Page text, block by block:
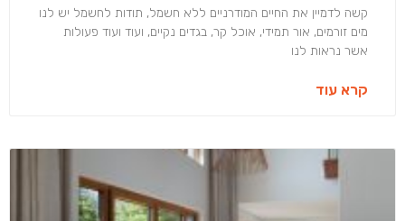
קשה לדמיין את החיים המודרניים ללא חשמל, תודות לחשמל יש לנו
מים זורמים, אור תמידי, אוכל קר, בגדים נקיים, ועוד ועוד פעולות
אשר נראות לנו
קרא עוד